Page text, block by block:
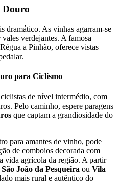
Compostela
Douro
dramático. As vinhas agarram-se
verdejantes. A famosa
a Pinhão, oferece vistas
para Ciclismo
de nível intermédio, com
Pelo caminho, espere paragens
que captam a grandiosidade do
para amantes de vinho, pode
de comboios decorada com
vida agrícola da região. A partir
São João da Pesqueira ou Vila
mais rural e autêntico do